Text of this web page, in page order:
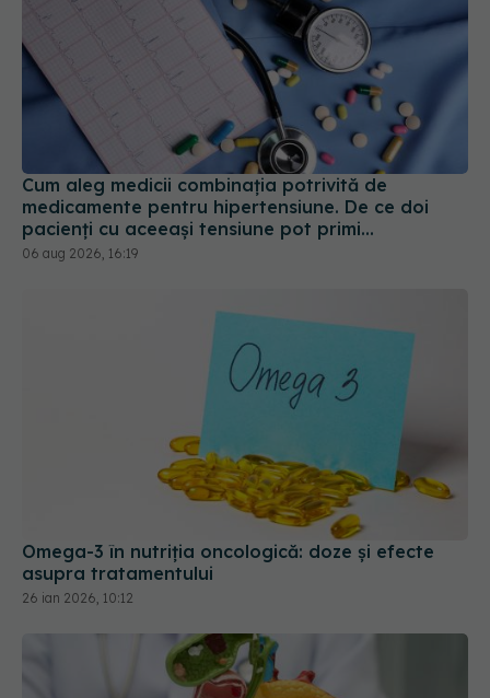
Cum aleg medicii combinația potrivită de
medicamente pentru hipertensiune. De ce doi
pacienți cu aceeași tensiune pot primi
tratamente diferite
06 aug 2026, 16:19
Omega-3 în nutriția oncologică: doze și efecte
26 ian 2026, 10:12